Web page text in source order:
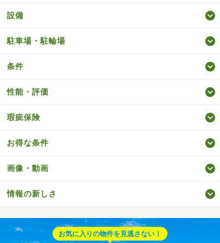
設備
駐車場・駐輪場
条件
性能・評価
瑕疵保険
お得な条件
画像・動画
情報の新しさ
お気に入りの物件を見逃さない！